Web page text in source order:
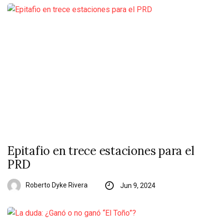
Epitafio en trece estaciones para el
PRD
Roberto Dyke Rivera Jun 9, 2024